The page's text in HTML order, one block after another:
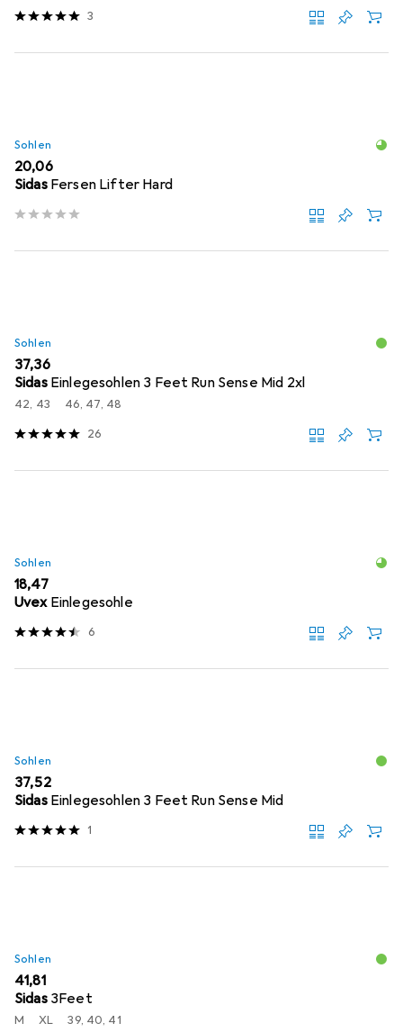
3
Sohlen
EUR
20,06
Sidas Fersen Lifter Hard
Sohlen
EUR
37,36
Sidas Einlegesohlen 3 Feet Run Sense Mid 2xl
42, 43 46, 47, 48
26
Sohlen
EUR
18,47
Uvex Einlegesohle
6
Sohlen
EUR
37,52
Sidas Einlegesohlen 3 Feet Run Sense Mid
1
Sohlen
EUR
41,81
Sidas 3Feet
M XL 39, 40, 41